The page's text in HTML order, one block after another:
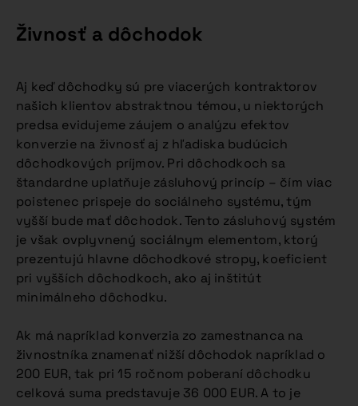
Živnosť a dôchodok
Aj keď dôchodky sú pre viacerých kontraktorov
našich klientov abstraktnou témou, u niektorých
predsa evidujeme záujem o analýzu efektov
konverzie na živnosť aj z hľadiska budúcich
dôchodkových príjmov. Pri dôchodkoch sa
štandardne uplatňuje zásluhový princíp – čím viac
poistenec prispeje do sociálneho systému, tým
vyšší bude mať dôchodok. Tento zásluhový systém
je však ovplyvnený sociálnym elementom, ktorý
prezentujú hlavne dôchodkové stropy, koeficient
pri vyšších dôchodkoch, ako aj inštitút
minimálneho dôchodku.
Ak má napríklad konverzia zo zamestnanca na
živnostníka znamenať nižší dôchodok napríklad o
200 EUR, tak pri 15 ročnom poberaní dôchodku
celková suma predstavuje 36 000 EUR. A to je